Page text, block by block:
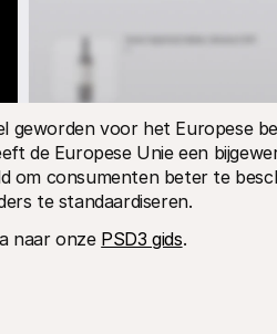
geworden voor het Europese
de Europese Unie een
om consumenten beter te
te standaardiseren.
naar onze PSD3 gids.